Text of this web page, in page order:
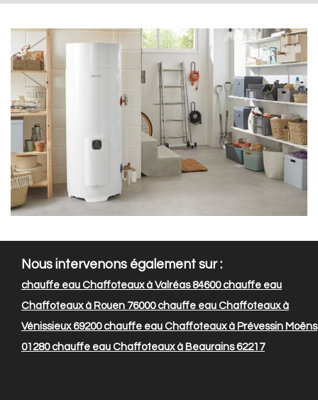
Nous intervenons également sur :
chauffe eau Chaffoteaux à Valréas 84600chauffe eau
Chaffoteaux à Rouen 76000chauffe eau Chaffoteaux à
Vénissieux 69200chauffe eau Chaffoteaux à Prévessin Moëns
01280chauffe eau Chaffoteaux à Beaurains 62217